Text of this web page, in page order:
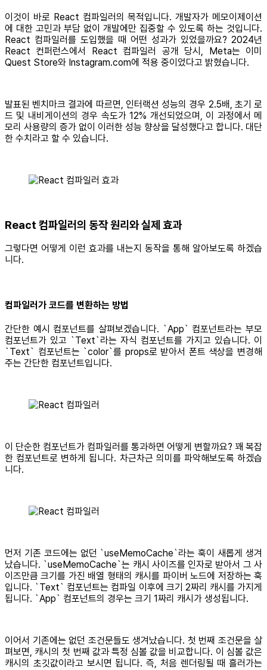
이것이 바로 React 컴파일러의 목적입니다. 개발자가 메모이제이션
에 대한 고민과 부담 없이 개발에만 집중할 수 있도록 하는 것입니다.
React 컴파일러를 도입했을 때 어떤 성과가 있었을까요? 2024년
React 컨퍼런스에서 React 컴파일러 공개 당시, Meta는 이미
Quest Store와 Instagram.com에 적용 중이었다고 밝혔습니다.
발표된 벤치마크 결과에 따르면, 인터랙션 성능의 경우 2.5배, 초기 로
드 및 내비게이션의 경우 속도가 12% 개선되었으며, 이 과정에서 메
모리 사용량의 증가 없이 이러한 성능 향상을 달성했다고 합니다. 대단
한 수치라고 할 수 있습니다.
React 컴파일러의 동작 원리와 실제 효과
그렇다면 어떻게 이런 효과를 내는지 동작을 통해 알아보도록 하겠습
니다.
컴파일러가 코드를 변환하는 방법
간단한 예시 컴포넌트를 살펴보겠습니다. `App` 컴포넌트라는 부모
컴포넌트가 있고 `Text`라는 자식 컴포넌트를 가지고 있습니다. 이
`Text` 컴포넌트는 `color`를 props로 받아서 폰트 색상을 변경해
주는 간단한 컴포넌트입니다.
이 단순한 컴포넌트가 컴파일러를 통과하면 어떻게 변할까요? 꽤 복잡
한 컴포넌트로 변하게 됩니다. 차근차근 의미를 파악해보도록 하겠습
니다.
먼저 기존 코드에는 없던 `useMemoCache`라는 훅이 새롭게 생겨
났습니다. `useMemoCache`는 캐시 사이즈를 인자로 받아서 그 사
이즈만큼 크기를 가진 배열 형태의 캐시를 파이버 노드에 저장하는 훅
입니다. `Text` 컴포넌트는 컴파일 이후에 크기 2짜리 캐시를 가지게
됩니다. `App` 컴포넌트의 경우는 크기 1짜리 캐시가 생성됩니다.
이어서 기존에는 없던 조건문들도 생겨났습니다. 첫 번째 조건문을 살
펴보면, 캐시의 첫 번째 값과 특정 심볼 값을 비교합니다. 이 심볼 값은
캐시의 초깃값이라고 보시면 됩니다. 즉, 처음 렌더링될 때 흘러가는